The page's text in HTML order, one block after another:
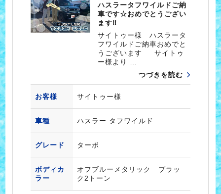
ハスラータフワイルドご納
車です☆おめでとうござい
ます‼
サイトゥー様 ハスラータ
フワイルドご納車おめでと
うございます サイトゥ
ー様より …
つづきを読む
お客様 サイトゥー様
車種 ハスラー タフワイルド
グレード ターボ
ボディカ
ラー
オフブルーメタリック ブラッ
ク2トーン